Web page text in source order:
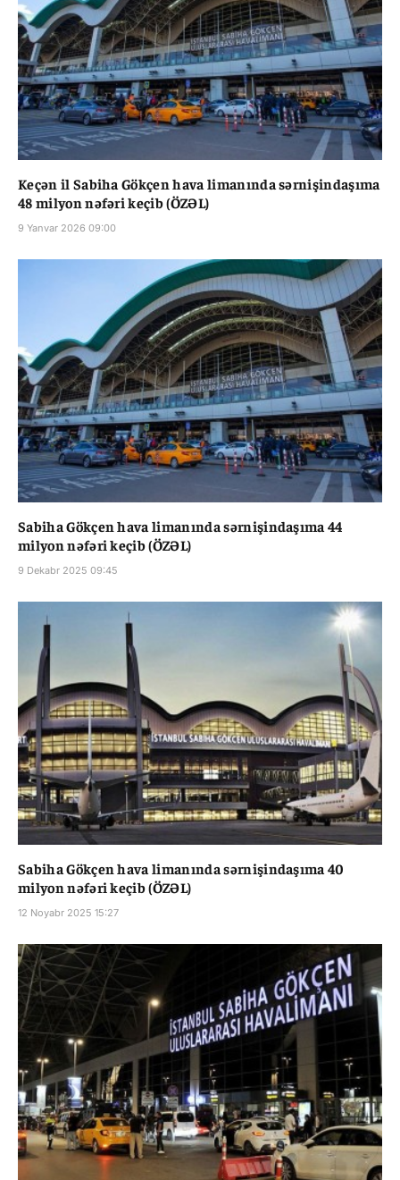
Keçən il Sabiha Gökçen hava limanında sərnişindaşıma
48 milyon nəfəri keçib (ÖZƏL)
9 Yanvar 2026 09:00
Sabiha Gökçen hava limanında sərnişindaşıma 44
milyon nəfəri keçib (ÖZƏL)
9 Dekabr 2025 09:45
Sabiha Gökçen hava limanında sərnişindaşıma 40
milyon nəfəri keçib (ÖZƏL)
12 Noyabr 2025 15:27